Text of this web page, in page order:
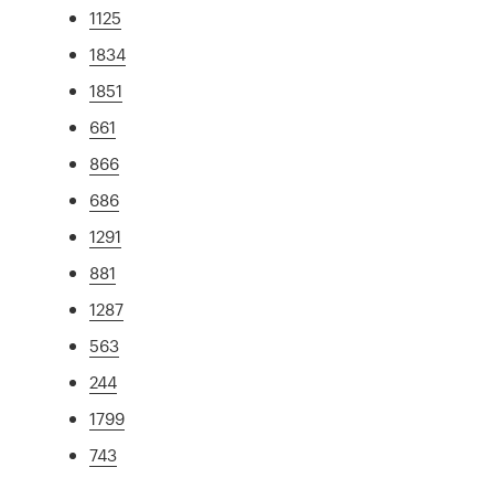
1125
1834
1851
661
866
686
1291
881
1287
563
244
1799
743